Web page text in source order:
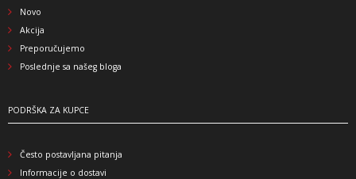
Novo
Akcija
Preporučujemo
Poslednje sa našeg bloga
PODRŠKA ZA KUPCE
Često postavljana pitanja
Informacije o dostavi